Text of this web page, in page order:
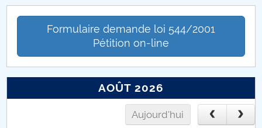
Catedra RENAULT
ORAR FMT
Scientific Bulletin - Automotive Series
Formulaire demande loi 544/2001
Pétition on-line
AOÛT 2026
Aujourd'hui